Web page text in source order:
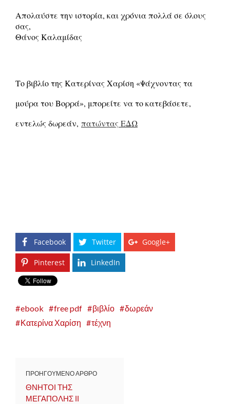
Απολαύστε την ιστορία, και χρόνια πολλά σε όλους
σας,
Θάνος Καλαμίδας
Το βιβλίο της Κατερίνας Χαρίση «Ψάχνοντας τα
μούρα του Βορρά», μπορείτε να το κατεβάσετε,
εντελώς δωρεάν, πατώντας ΕΔΩ
Facebook Twitter Google+
Pinterest LinkedIn
ebook free pdf βιβλίο
δωρεάν
Κατερίνα Χαρίση
τέχνη
ΠΡΟΗΓΟΥΜΕΝΟ ΑΡΘΡΟ
ΘΝΗΤΟΙ ΤΗΣ
ΜΕΓΑΠΟΛΗΣ ΙΙ